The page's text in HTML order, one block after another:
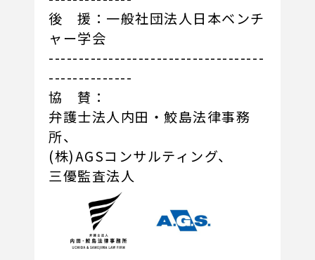
後 援：一般社団法人日本ベンチ
ャー学会
------------------------------------
--------------
協 賛：
弁護士法人内田・鮫島法律事務
所、
(株)AGSコンサルティング、
三優監査法人